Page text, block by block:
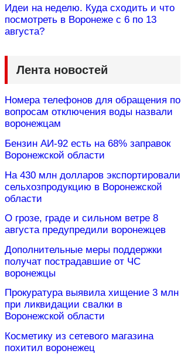
Идеи на неделю. Куда сходить и что
посмотреть в Воронеже с 6 по 13
августа?
Лента новостей
Номера телефонов для обращения по
вопросам отключения воды назвали
воронежцам
Бензин АИ-92 есть на 68% заправок
Воронежской области
На 430 млн долларов экспортировали
сельхозпродукцию в Воронежской
области
О грозе, граде и сильном ветре 8
августа предупредили воронежцев
Дополнительные меры поддержки
получат пострадавшие от ЧС
воронежцы
Прокуратура выявила хищение 3 млн
при ликвидации свалки в
Воронежской области
Косметику из сетевого магазина
похитил воронежец